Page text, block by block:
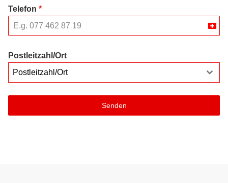
Telefon *
Postleitzahl/Ort
Postleitzahl/Ort
Senden